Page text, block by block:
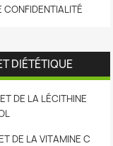
CONFIDENTIALITÉ
DIÉTÉTIQUE
DE LA LÉCITHINE
DE LA VITAMINE C